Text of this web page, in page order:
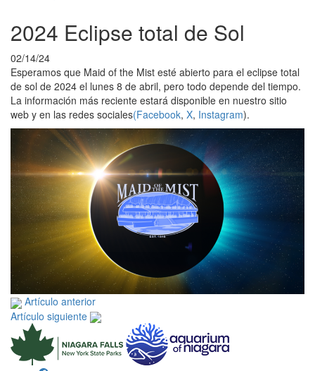
2024 Eclipse total de Sol
02/14/24
Esperamos que Maid of the Mist esté abierto para el eclipse total
de sol de 2024 el lunes 8 de abril, pero todo depende del tiempo.
La información más reciente estará disponible en nuestro sitio
web y en las redes sociales(Facebook, X, Instagram).
Artículo anterior
Artículo siguiente